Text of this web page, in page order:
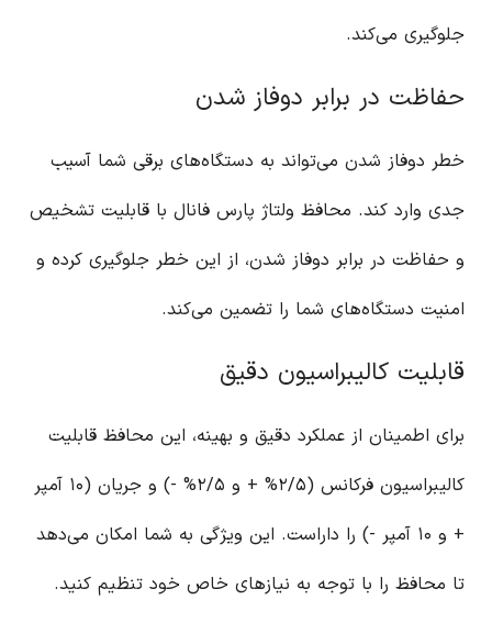
جلوگیری می‌کند.
حفاظت در برابر دوفاز شدن
خطر دوفاز شدن می‌تواند به دستگاه‌های برقی شما آسیب
جدی وارد کند. محافظ ولتاژ پارس فانال با قابلیت تشخیص
و حفاظت در برابر دوفاز شدن، از این خطر جلوگیری کرده و
امنیت دستگاه‌های شما را تضمین می‌کند.
قابلیت کالیبراسیون دقیق
برای اطمینان از عملکرد دقیق و بهینه، این محافظ قابلیت
کالیبراسیون فرکانس (۲/۵% + و ۲/۵% -) و جریان (۱۰ آمپر
+ و ۱۰ آمپر -) را داراست. این ویژگی به شما امکان می‌دهد
تا محافظ را با توجه به نیازهای خاص خود تنظیم کنید.